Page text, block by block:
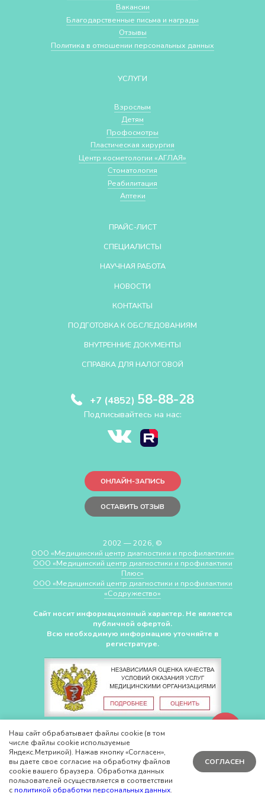
Вакансии
Благодарственные письма и награды
Отзывы
Политика в отношении персональных данных
УСЛУГИ
Взрослым
Детям
Профосмотры
Пластическая хирургия
Центр косметологии «АГЛАЯ»
Стоматология
Реабилитация
Аптеки
ПРАЙС-ЛИСТ
СПЕЦИАЛИСТЫ
НАУЧНАЯ РАБОТА
НОВОСТИ
КОНТАКТЫ
ПОДГОТОВКА К ОБСЛЕДОВАНИЯМ
ВНУТРЕННИЕ ДОКУМЕНТЫ
СПРАВКА ДЛЯ НАЛОГОВОЙ
+7 (4852) 58-88-28
Подписывайтесь на нас:
ОНЛАЙН-ЗАПИСЬ
ОСТАВИТЬ ОТЗЫВ
2002 — 2026, ©
ООО «Медицинский центр диагностики и профилактики»
ООО «Медицинский центр диагностики и профилактики
Плюс»
ООО «Медицинский центр диагностики и профилактики
«Cодружество»
Сайт носит информационный характер. Не является
публичной офертой.
Всю необходимую информацию уточняйте в
регистратуре.
СДЕЛАНО ВCHUDOV.PRO
Наш сайт обрабатывает файлы cookie (в том
числе файлы cookie используемые
Яндекс.Метрикой). Нажав кнопку «Согласен»,
вы даете свое согласие на обработку файлов
cookie вашего браузера. Обработка данных
пользователей осуществляется в соответствии
с политикой обработки персональных данных.
СОГЛАСЕН